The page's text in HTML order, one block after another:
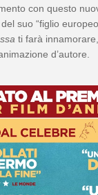
con questo
suo “figlio
ti farà
d’autore.